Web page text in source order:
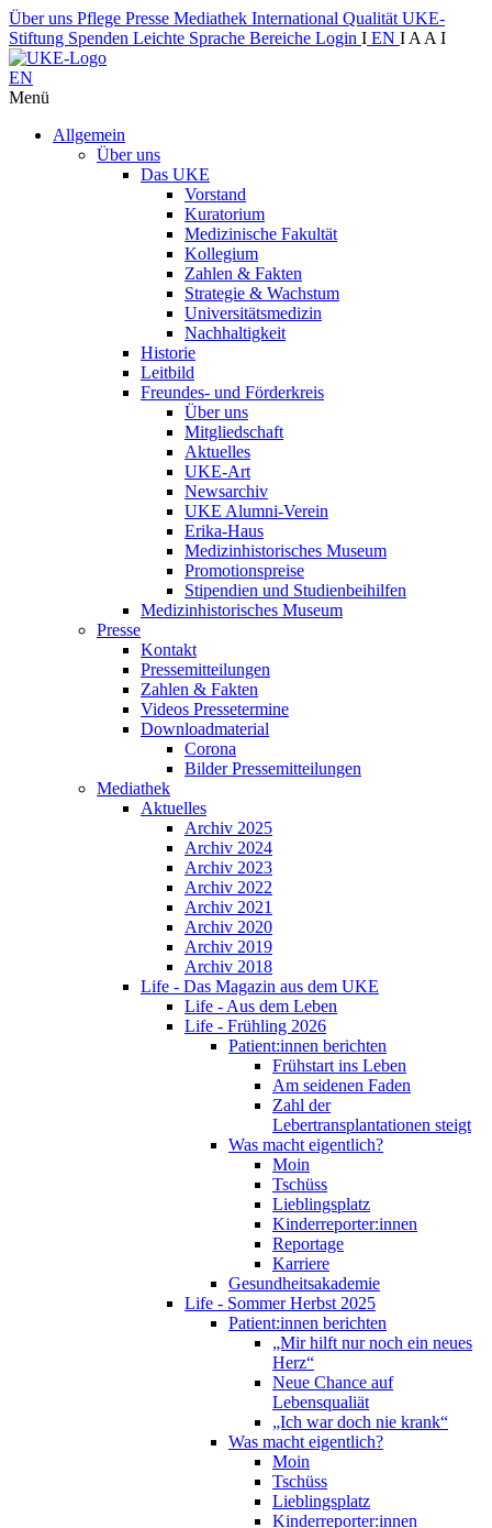
Über uns Pflege Presse Mediathek International Qualität UKE-
Stiftung Spenden Leichte Sprache Bereiche Login I EN I A A I
EN
Menü
Allgemein
Über uns
Das UKE
Vorstand
Kuratorium
Medizinische Fakultät
Kollegium
Zahlen & Fakten
Strategie & Wachstum
Universitätsmedizin
Nachhaltigkeit
Historie
Leitbild
Freundes- und Förderkreis
Über uns
Mitgliedschaft
Aktuelles
UKE-Art
Newsarchiv
UKE Alumni-Verein
Erika-Haus
Medizinhistorisches Museum
Promotionspreise
Stipendien und Studienbeihilfen
Medizinhistorisches Museum
Presse
Kontakt
Pressemitteilungen
Zahlen & Fakten
Videos Pressetermine
Downloadmaterial
Corona
Bilder Pressemitteilungen
Mediathek
Aktuelles
Archiv 2025
Archiv 2024
Archiv 2023
Archiv 2022
Archiv 2021
Archiv 2020
Archiv 2019
Archiv 2018
Life - Das Magazin aus dem UKE
Life - Aus dem Leben
Life - Frühling 2026
Patient:innen berichten
Frühstart ins Leben
Am seidenen Faden
Zahl der
Lebertransplantationen steigt
Was macht eigentlich?
Moin
Tschüss
Lieblingsplatz
Kinderreporter:innen
Reportage
Karriere
Gesundheitsakademie
Life - Sommer Herbst 2025
Patient:innen berichten
„Mir hilft nur noch ein neues
Herz“
Neue Chance auf
Lebensqualiät
„Ich war doch nie krank“
Was macht eigentlich?
Moin
Tschüss
Lieblingsplatz
Kinderreporter:innen